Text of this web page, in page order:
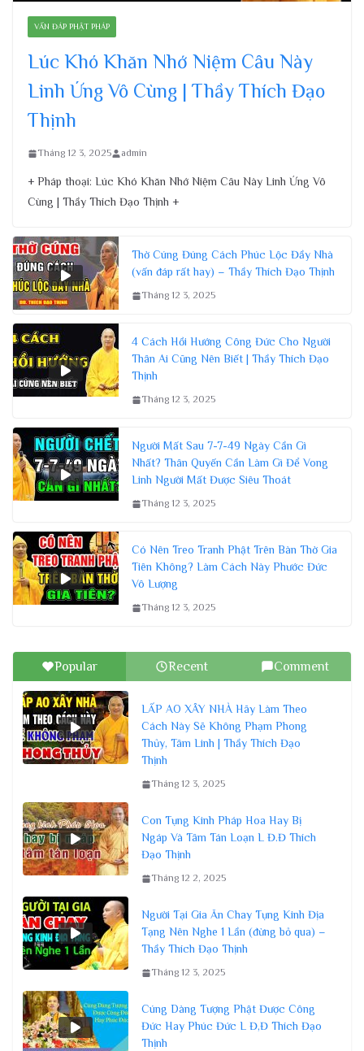
VẤN ĐÁP PHẬT PHÁP
Lúc Khó Khăn Nhớ Niệm Câu Này
Linh Ứng Vô Cùng | Thầy Thích Đạo
Thịnh
Tháng 12 3, 2025 admin
+ Pháp thoại: Lúc Khó Khăn Nhớ Niệm Câu Này Linh Ứng Vô
Cùng | Thầy Thích Đạo Thịnh +
Thờ Cúng Đúng Cách Phúc Lộc Đầy Nhà
(vấn đáp rất hay) – Thầy Thích Đạo Thịnh
Tháng 12 3, 2025
4 Cách Hồi Hướng Công Đức Cho Người
Thân Ai Cũng Nên Biết | Thầy Thích Đạo
Thịnh
Tháng 12 3, 2025
Người Mất Sau 7-7-49 Ngày Cần Gì
Nhất? Thân Quyến Cần Làm Gì Để Vong
Linh Người Mất Được Siêu Thoát
Tháng 12 3, 2025
Có Nên Treo Tranh Phật Trên Bàn Thờ Gia
Tiên Không? Làm Cách Này Phước Đức
Vô Lượng
Tháng 12 3, 2025
Popular Recent Comment
LẤP AO XÂY NHÀ Hãy Làm Theo
Cách Này Sẽ Không Phạm Phong
Thủy, Tâm Linh | Thầy Thích Đạo
Thịnh
Tháng 12 3, 2025
Con Tụng Kinh Pháp Hoa Hay Bị
Ngáp Và Tâm Tán Loạn L Đ.Đ Thích
Đạo Thịnh
Tháng 12 2, 2025
Người Tại Gia Ăn Chay Tụng Kinh Địa
Tạng Nên Nghe 1 Lần (đừng bỏ qua) –
Thầy Thích Đạo Thịnh
Tháng 12 3, 2025
Cúng Dàng Tượng Phật Được Công
Đức Hay Phúc Đức L Đ,Đ Thích Đạo
Thịnh